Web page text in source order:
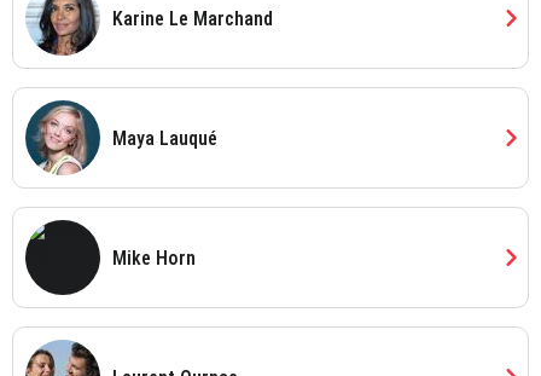
Karine Le Marchand chevron_right
Maya Lauqué chevron_right
Mike Horn chevron_right